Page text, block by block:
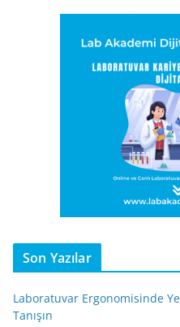
Son Yazılar
Laboratuvar Ergonomisinde
Tanışın